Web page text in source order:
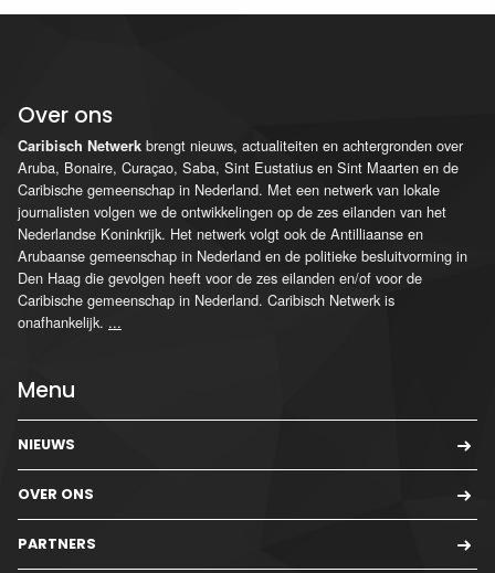
Over ons
Caribisch Netwerk brengt nieuws, actualiteiten en achtergronden over
Aruba, Bonaire, Curaçao, Saba, Sint Eustatius en Sint Maarten en de
Caribische gemeenschap in Nederland. Met een netwerk van lokale
journalisten volgen we de ontwikkelingen op de zes eilanden van het
Nederlandse Koninkrijk. Het netwerk volgt ook de Antilliaanse en
Arubaanse gemeenschap in Nederland en de politieke besluitvorming in
Den Haag die gevolgen heeft voor de zes eilanden en/of voor de
Caribische gemeenschap in Nederland. Caribisch Netwerk is
onafhankelijk. ...
Menu
NIEUWS
OVER ONS
PARTNERS